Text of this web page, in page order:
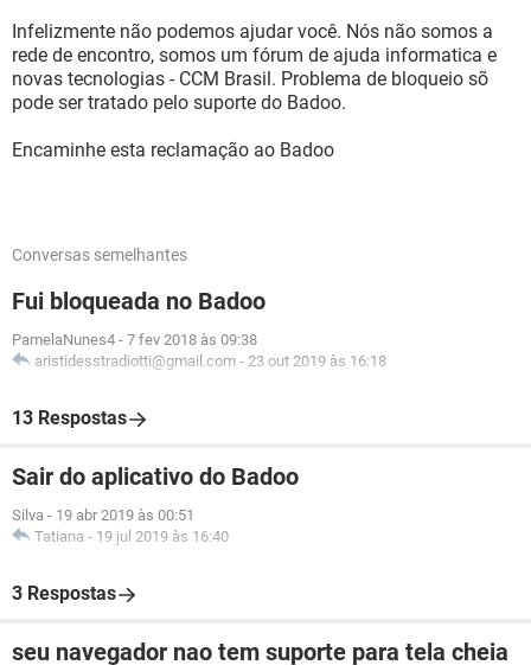
Infelizmente não podemos ajudar você. Nós não somos a
rede de encontro, somos um fórum de ajuda informatica e
novas tecnologias - CCM Brasil. Problema de bloqueio sõ
pode ser tratado pelo suporte do Badoo.
Encaminhe esta reclamação ao Badoo
Conversas semelhantes
Fui bloqueada no Badoo
PamelaNunes4 - 7 fev 2018 às 09:38
aristidesstradiotti@gmail.com - 23 out 2019 às 16:18
13 Respostas
Sair do aplicativo do Badoo
Silva - 19 abr 2019 às 00:51
Tatiana - 19 jul 2019 às 16:40
3 Respostas
seu navegador nao tem suporte para tela cheia